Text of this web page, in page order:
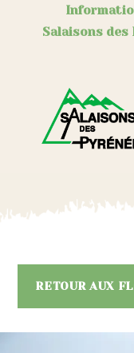
Salaisons
RETOUR AUX